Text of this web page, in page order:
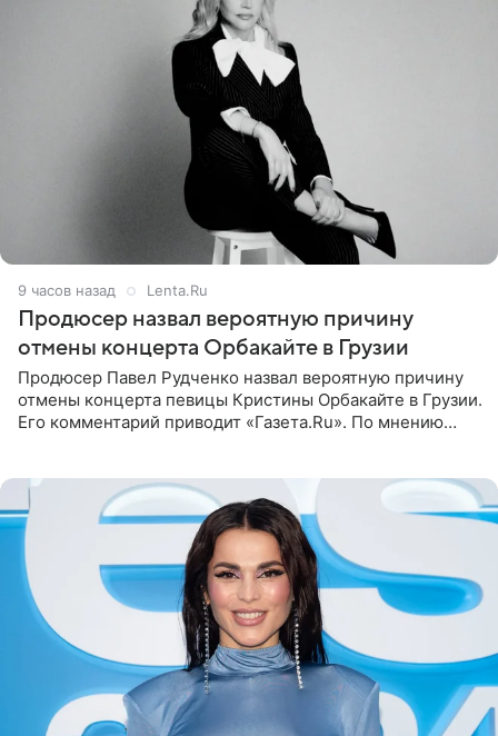
9 часов назад Lenta.Ru
Продюсер назвал вероятную причину
отмены концерта Орбакайте в Грузии
Продюсер Павел Рудченко назвал вероятную причину
отмены концерта певицы Кристины Орбакайте в Грузии.
Его комментарий приводит «Газета.Ru». По мнению